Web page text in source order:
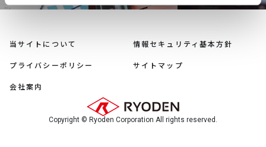
当サイトについて 情報セキュリティ基本方針
プライバシーポリシー サイトマップ
会社案内
Copyright © Ryoden Corporation All rights reserved.